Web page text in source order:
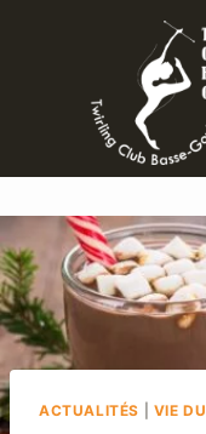
ACTUALITÉS VIE